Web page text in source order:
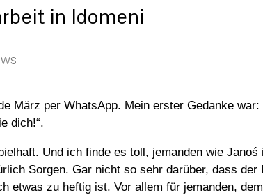
in Idomeni
März per WhatsApp. Mein erster Gedanke
dich!“.
Und ich finde es toll, jemanden wie
Sorgen. Gar nicht so sehr darüber, dass
etwas zu heftig ist. Vor allem für jemanden,